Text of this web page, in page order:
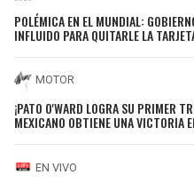
POLÉMICA EN EL MUNDIAL:
INFLUIDO PARA QUITARLE LA
MOTOR
¡PATO O'WARD LOGRA SU PRIMER
MEXICANO OBTIENE UNA VICTORIA
EN VIVO